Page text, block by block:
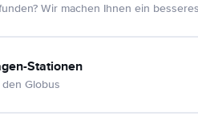
Wir machen Ihnen ein
Stationen
Globus